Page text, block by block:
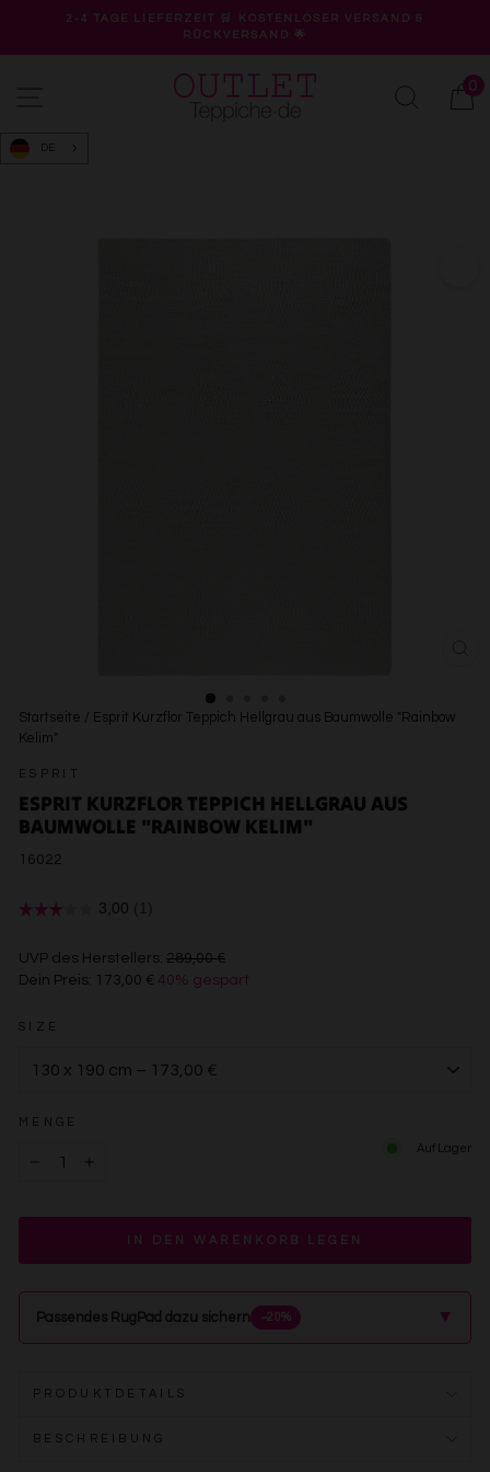
Inhalt
Pause
2-4 TAGE LIEFERZEIT 🛒 KOSTENLOSER VERSAND &
RÜCKVERSAND 🌟
Suche0
Startseite / Esprit Kurzflor Teppich Hellgrau aus Baumwolle "Rainbow
Kelim"
ESPRIT
ESPRIT KURZFLOR TEPPICH HELLGRAU AUS
BAUMWOLLE "RAINBOW KELIM"
16022
UVP des Herstellers: 289,00 €€289,00
Dein Preis: 173,00 € 40% gespart
SIZE
MENGE
Auf Lager
IN DEN WARENKORB LEGEN
Passendes RugPad dazu sichern −20% ▲
PRODUKTDETAILS
BESCHREIBUNG